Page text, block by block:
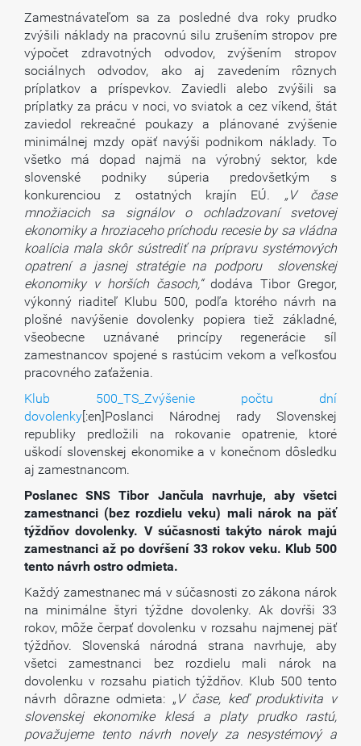
Zamestnávateľom sa za posledné dva roky prudko
zvýšili náklady na pracovnú silu zrušením stropov pre
výpočet zdravotných odvodov, zvýšením stropov
sociálnych odvodov, ako aj zavedením rôznych
príplatkov a príspevkov. Zaviedli alebo zvýšili sa
príplatky za prácu v noci, vo sviatok a cez víkend, štát
zaviedol rekreačné poukazy a plánované zvýšenie
minimálnej mzdy opäť navýši podnikom náklady. To
všetko má dopad najmä na výrobný sektor, kde
slovenské podniky súperia predovšetkým s
konkurenciou z ostatných krajín EÚ. „V čase
množiacich sa signálov o ochladzovaní svetovej
ekonomiky a hroziaceho príchodu recesie by sa vládna
koalícia mala skôr sústrediť na prípravu systémových
opatrení a jasnej stratégie na podporu slovenskej
ekonomiky v horších časoch,“dodáva Tibor Gregor,
výkonný riaditeľ Klubu 500, podľa ktorého návrh na
plošné navýšenie dovolenky popiera tiež základné,
všeobecne uznávané princípy regenerácie síl
zamestnancov spojené s rastúcim vekom a veľkosťou
pracovného zaťaženia.
Klub 500_TS_Zvýšenie počtu dní
dovolenky[:en]Poslanci Národnej rady Slovenskej
republiky predložili na rokovanie opatrenie, ktoré
uškodí slovenskej ekonomike a v konečnom dôsledku
aj zamestnancom.
Poslanec SNS Tibor Jančula navrhuje, aby všetci
zamestnanci (bez rozdielu veku) mali nárok na päť
týždňov dovolenky. V súčasnosti takýto nárok majú
zamestnanci až po dovŕšení 33 rokov veku. Klub 500
tento návrh ostro odmieta.
Každý zamestnanec má v súčasnosti zo zákona nárok
na minimálne štyri týždne dovolenky. Ak dovŕši 33
rokov, môže čerpať dovolenku v rozsahu najmenej päť
týždňov. Slovenská národná strana navrhuje, aby
všetci zamestnanci bez rozdielu mali nárok na
dovolenku v rozsahu piatich týždňov. Klub 500 tento
návrh dôrazne odmieta: „ V čase, keď produktivita v
slovenskej ekonomike klesá a platy prudko rastú,
považujeme tento návrh novely za nesystémový a